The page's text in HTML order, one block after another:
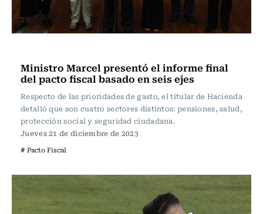
Ministro Marcel presentó el informe final
del pacto fiscal basado en seis ejes
Respecto de las prioridades de gasto, el titular de Hacienda
detalló que son cuatro sectores distintos: pensiones, salud,
protección social y seguridad ciudadana.
Jueves 21 de diciembre de 2023
# Pacto Fiscal